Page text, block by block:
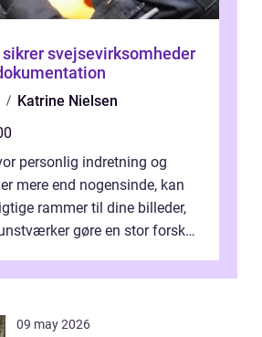
sikrer svejsevirksomheder
Katrine Nielsen
personlig indretning og
mere end nogensinde, kan
rammer til dine billeder,
gøre en stor forskel.
09 may 2026